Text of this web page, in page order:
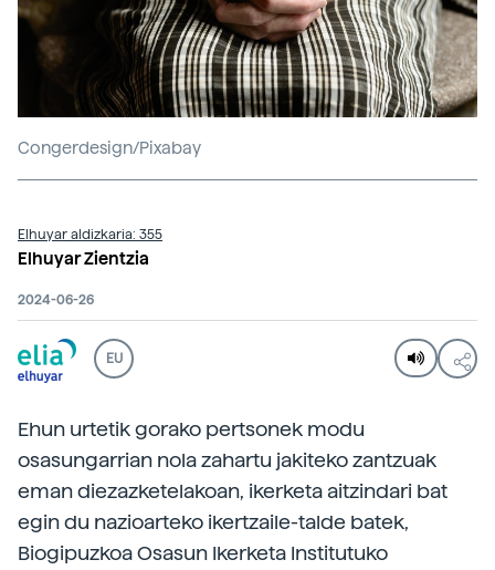
Congerdesign/Pixabay
Elhuyar aldizkaria: 355
Elhuyar Zientzia
2024-06-26
EU
Ehun urtetik gorako pertsonek modu
osasungarrian nola zahartu jakiteko zantzuak
eman diezazketelakoan, ikerketa aitzindari bat
egin du nazioarteko ikertzaile-talde batek,
Biogipuzkoa Osasun Ikerketa Institutuko